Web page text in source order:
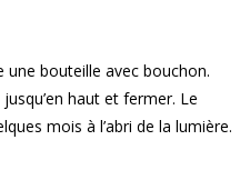
une bouteille avec bouchon.
haut et fermer. Le
mois à l’abri de la lumière.